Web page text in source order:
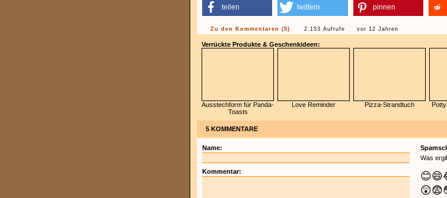
teilen twittern pinnen
Zu den Kommentaren (5) 2.153 Aufrufe vor 12 Jahren
Verrückte Produkte & Geschenkideen:
Ausstechform für Panda-
Toasts
Love Reminder Pizza-Strandtuch
5 KOMMENTARE
Was
😊😄
😲😨
Name:
Kommentar: